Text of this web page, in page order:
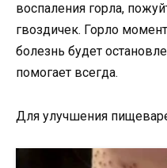
воспаления горла,
гвоздичек. Горло
болезнь будет
помогает всегда.
Для улучшения